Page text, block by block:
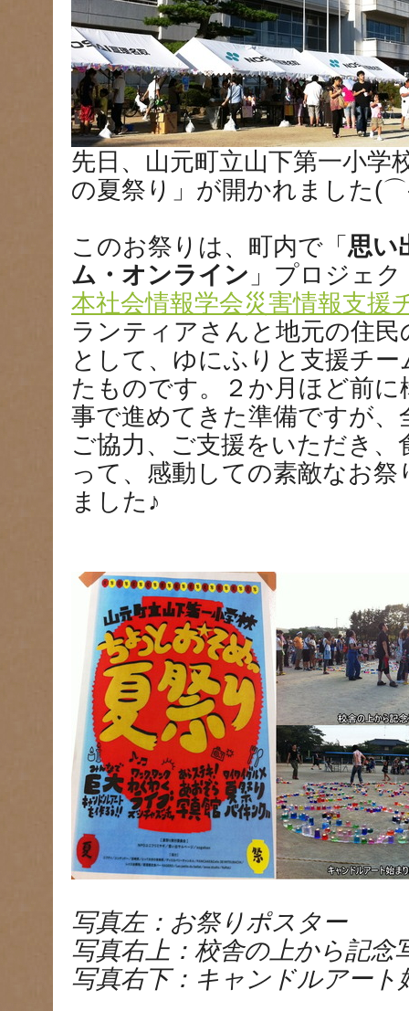
先日、山元町立山下第一小学
の夏祭り」が開かれました
このお祭りは、町内で「 思い
ム・オンライン 」プロジェ
本社会情報学会災害情報支援
ランティアさんと地元の住
として、ゆにふりと支援チ
たものです。２か月ほど前に
事で進めてきた準備ですが
ご協力、ご支援をいただき
って、感動しての素敵なお
ました♪
写真左：お祭りポスター
写真右上：校舎の上から記念
写真右下：キャンドルアート